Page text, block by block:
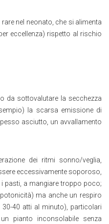
nel neonato, che si alimenta
eccellenza) rispetto al rischio
da sottovalutare la secchezza
la scarsa emissione di
asciutto, un avvallamento
dei ritmi sonno/veglia,
eccessivamente soporoso,
pasti, a mangiare troppo poco;
ma anche un respiro
40 atti al minuto), particolari
pianto inconsolabile senza